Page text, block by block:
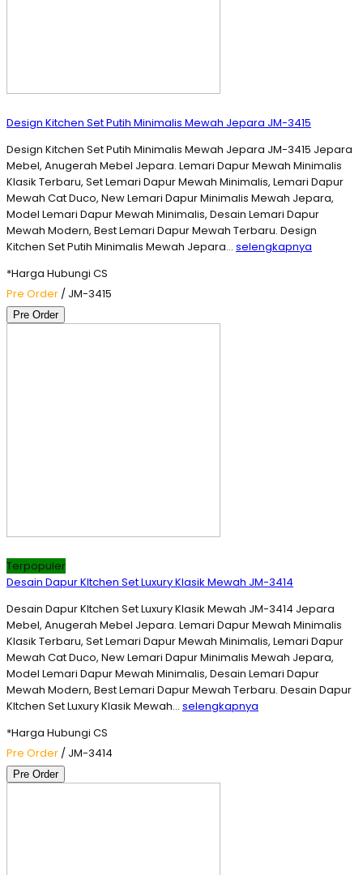
Design Kitchen Set Putih Minimalis Mewah Jepara JM-3415
Design Kitchen Set Putih Minimalis Mewah Jepara JM-3415 Jepara
Mebel, Anugerah Mebel Jepara. Lemari Dapur Mewah Minimalis
Klasik Terbaru, Set Lemari Dapur Mewah Minimalis, Lemari Dapur
Mewah Cat Duco, New Lemari Dapur Minimalis Mewah Jepara,
Model Lemari Dapur Mewah Minimalis, Desain Lemari Dapur
Mewah Modern, Best Lemari Dapur Mewah Terbaru. Design
Kitchen Set Putih Minimalis Mewah Jepara… selengkapnya
*Harga Hubungi CS
Pre Order / JM-3415
Pre Order
Terpopuler
Desain Dapur KItchen Set Luxury Klasik Mewah JM-3414
Desain Dapur KItchen Set Luxury Klasik Mewah JM-3414 Jepara
Mebel, Anugerah Mebel Jepara. Lemari Dapur Mewah Minimalis
Klasik Terbaru, Set Lemari Dapur Mewah Minimalis, Lemari Dapur
Mewah Cat Duco, New Lemari Dapur Minimalis Mewah Jepara,
Model Lemari Dapur Mewah Minimalis, Desain Lemari Dapur
Mewah Modern, Best Lemari Dapur Mewah Terbaru. Desain Dapur
KItchen Set Luxury Klasik Mewah… selengkapnya
*Harga Hubungi CS
Pre Order / JM-3414
Pre Order